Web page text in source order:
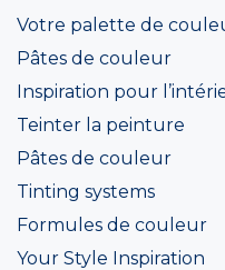
Votre palette de
Pâtes de couleur
Inspiration pour
Teinter la peinture
Pâtes de couleur
Tinting systems
Formules de couleur
Your Style Inspiration